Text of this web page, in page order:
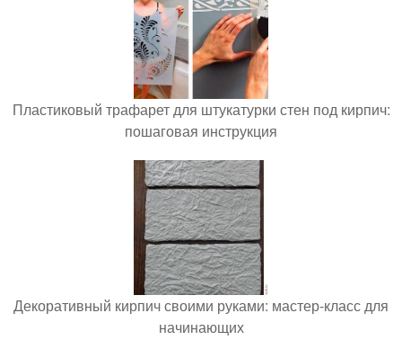
Пластиковый трафарет для штукатурки стен под кирпич:
пошаговая инструкция
Декоративный кирпич своими руками: мастер-класс для
начинающих